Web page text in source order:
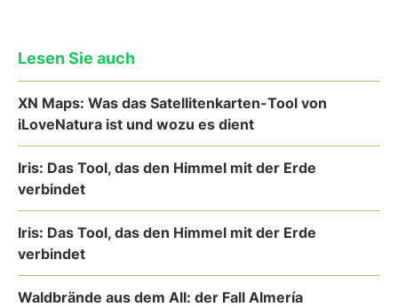
Lesen Sie auch
XN Maps: Was das Satellitenkarten-Tool von
iLoveNatura ist und wozu es dient
Iris: Das Tool, das den Himmel mit der Erde
verbindet
Iris: Das Tool, das den Himmel mit der Erde
verbindet
Waldbrände aus dem All: der Fall Almería